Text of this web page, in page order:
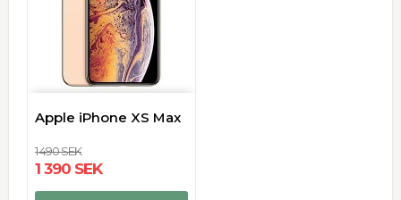
Apple iPhone XS Max
1 490 SEK
1 390 SEK